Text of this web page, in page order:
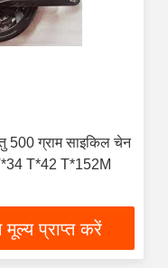
500 ग्राम साइकिल चेन
T*42 T*152M
मूल्य प्राप्त करें